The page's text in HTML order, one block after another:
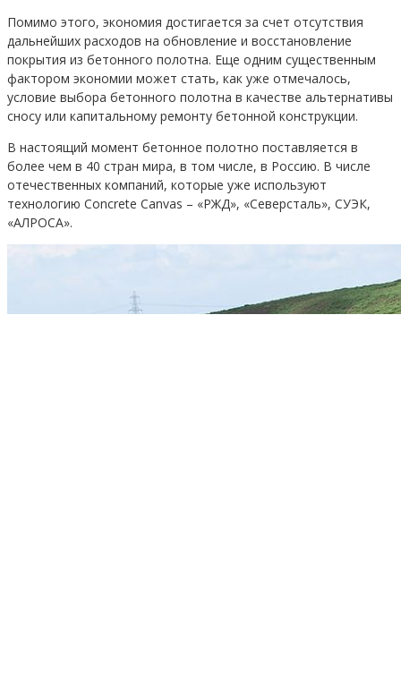
Помимо этого, экономия достигается за счет отсутствия
дальнейших расходов на обновление и восстановление
покрытия из бетонного полотна. Еще одним существенным
фактором экономии может стать, как уже отмечалось,
условие выбора бетонного полотна в качестве альтернативы
сносу или капитальному ремонту бетонной конструкции.
В настоящий момент бетонное полотно поставляется в
более чем в 40 стран мира, в том числе, в Россию. В числе
отечественных компаний, которые уже используют
технологию Concrete Canvas – «РЖД», «Северсталь», СУЭК,
«АЛРОСА».